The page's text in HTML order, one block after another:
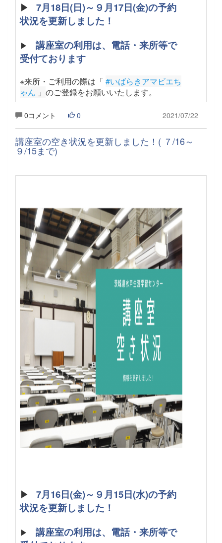
▶
7月18日(日)～９月17日(金)の予約
状況を更新しました！
▶ 講座室の利用は、電話・来所等で
受付ております
※来所・ご利用の際は「 #いばらきアマビエち
ゃん 」 のご登録をお願いいたします。
0コメント 0 2021/07/22
講座室の空き状況を更新しました！( ７/16～
９/15まで)
▶
7月16日(金)～９月15日(水)の予約
状況を更新しました！
▶ 講座室の利用は、電話・来所等で